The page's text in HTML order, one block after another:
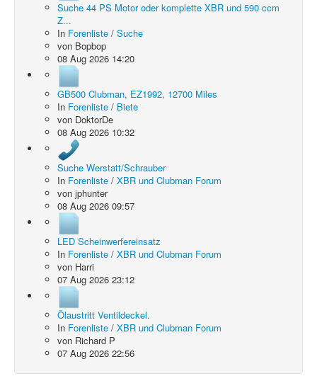
Suche 44 PS Motor oder komplette XBR und 590 ccm
Z...
In Forenliste / Suche
von Bopbop
08 Aug 2026 14:20
GB500 Clubman, EZ1992, 12700 Miles
In Forenliste / Biete
von DoktorDe
08 Aug 2026 10:32
Suche Werstatt/Schrauber
In Forenliste / XBR und Clubman Forum
von jphunter
08 Aug 2026 09:57
LED Scheinwerfereinsatz
In Forenliste / XBR und Clubman Forum
von Harri
07 Aug 2026 23:12
Ölaustritt Ventildeckel.
In Forenliste / XBR und Clubman Forum
von Richard P
07 Aug 2026 22:56